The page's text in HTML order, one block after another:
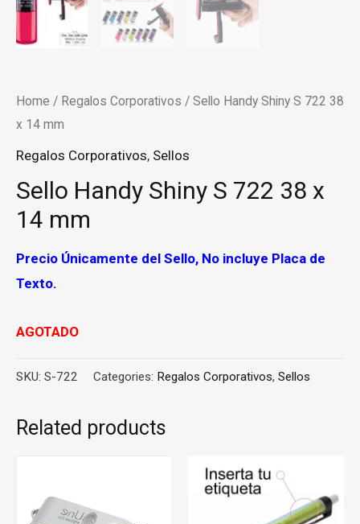
Home / Regalos Corporativos / Sello Handy Shiny S 722 38
x 14 mm
Regalos Corporativos, Sellos
Sello Handy Shiny S 722 38 x
14 mm
Precio Únicamente del Sello, No incluye Placa de
Texto.
AGOTADO
SKU: S-722 Categories: Regalos Corporativos, Sellos
Related products